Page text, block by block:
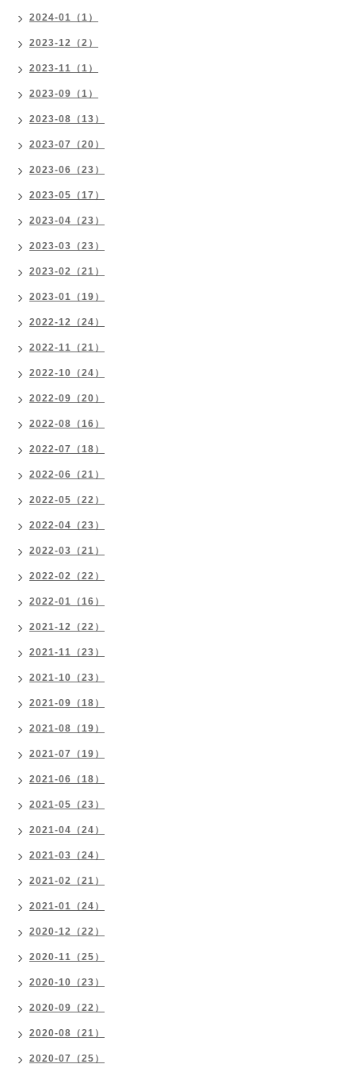
2024-01（1）
2023-12（2）
2023-11（1）
2023-09（1）
2023-08（13）
2023-07（20）
2023-06（23）
2023-05（17）
2023-04（23）
2023-03（23）
2023-02（21）
2023-01（19）
2022-12（24）
2022-11（21）
2022-10（24）
2022-09（20）
2022-08（16）
2022-07（18）
2022-06（21）
2022-05（22）
2022-04（23）
2022-03（21）
2022-02（22）
2022-01（16）
2021-12（22）
2021-11（23）
2021-10（23）
2021-09（18）
2021-08（19）
2021-07（19）
2021-06（18）
2021-05（23）
2021-04（24）
2021-03（24）
2021-02（21）
2021-01（24）
2020-12（22）
2020-11（25）
2020-10（23）
2020-09（22）
2020-08（21）
2020-07（25）